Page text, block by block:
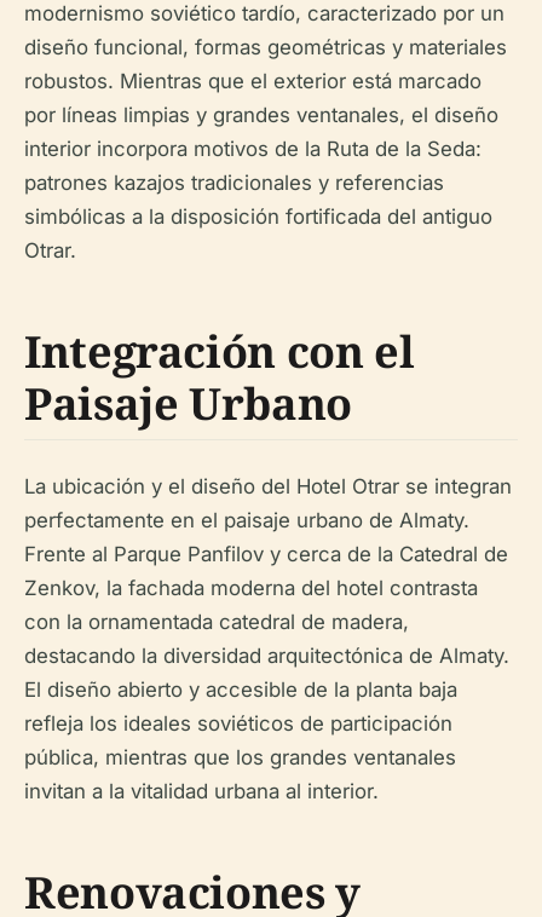
modernismo soviético tardío, caracterizado por un
diseño funcional, formas geométricas y materiales
robustos. Mientras que el exterior está marcado
por líneas limpias y grandes ventanales, el diseño
interior incorpora motivos de la Ruta de la Seda:
patrones kazajos tradicionales y referencias
simbólicas a la disposición fortificada del antiguo
Otrar.
Integración con el
Paisaje Urbano
La ubicación y el diseño del Hotel Otrar se integran
perfectamente en el paisaje urbano de Almaty.
Frente al Parque Panfilov y cerca de la Catedral de
Zenkov, la fachada moderna del hotel contrasta
con la ornamentada catedral de madera,
destacando la diversidad arquitectónica de Almaty.
El diseño abierto y accesible de la planta baja
refleja los ideales soviéticos de participación
pública, mientras que los grandes ventanales
invitan a la vitalidad urbana al interior.
Renovaciones y